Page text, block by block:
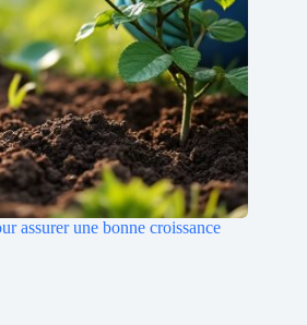
assurer une bonne croissance